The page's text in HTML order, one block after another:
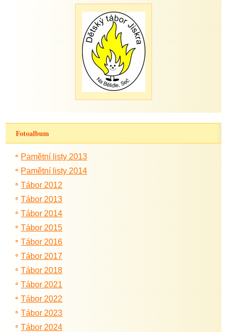
Fotoalbum
Pamětní listy 2013
Pamětní listy 2014
Tábor 2012
Tábor 2013
Tábor 2014
Tábor 2015
Tábor 2016
Tábor 2017
Tábor 2018
Tábor 2021
Tábor 2022
Tábor 2023
Tábor 2024